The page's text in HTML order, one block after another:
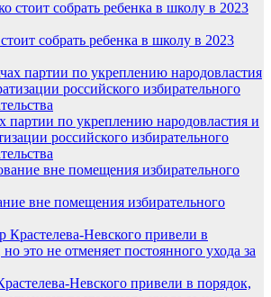
собрать ребенка в школу в 2023
партии по укреплению народовластия и
российского избирательного
вне помещения избирательного
Невского привели в порядок,